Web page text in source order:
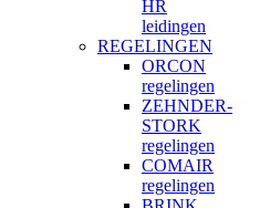
HR
leidingen
REGELINGEN
ORCON
regelingen
ZEHNDER-
STORK
regelingen
COMAIR
regelingen